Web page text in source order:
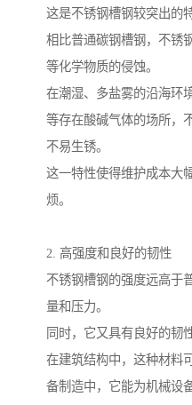
这是不锈钢槽钢较突出的
相比普通碳钢槽钢，不锈
等化学物质的侵蚀。
在潮湿、多盐雾的沿海环
等存在酸碱气体的场所，
不易生锈。
这一特性使得维护成本大
烦。
2. 高强度和良好的韧性
不锈钢槽钢的强度远高于
量和压力。
同时，它又具有良好的韧
在建筑结构中，这种材料
备制造中，它能为机械设